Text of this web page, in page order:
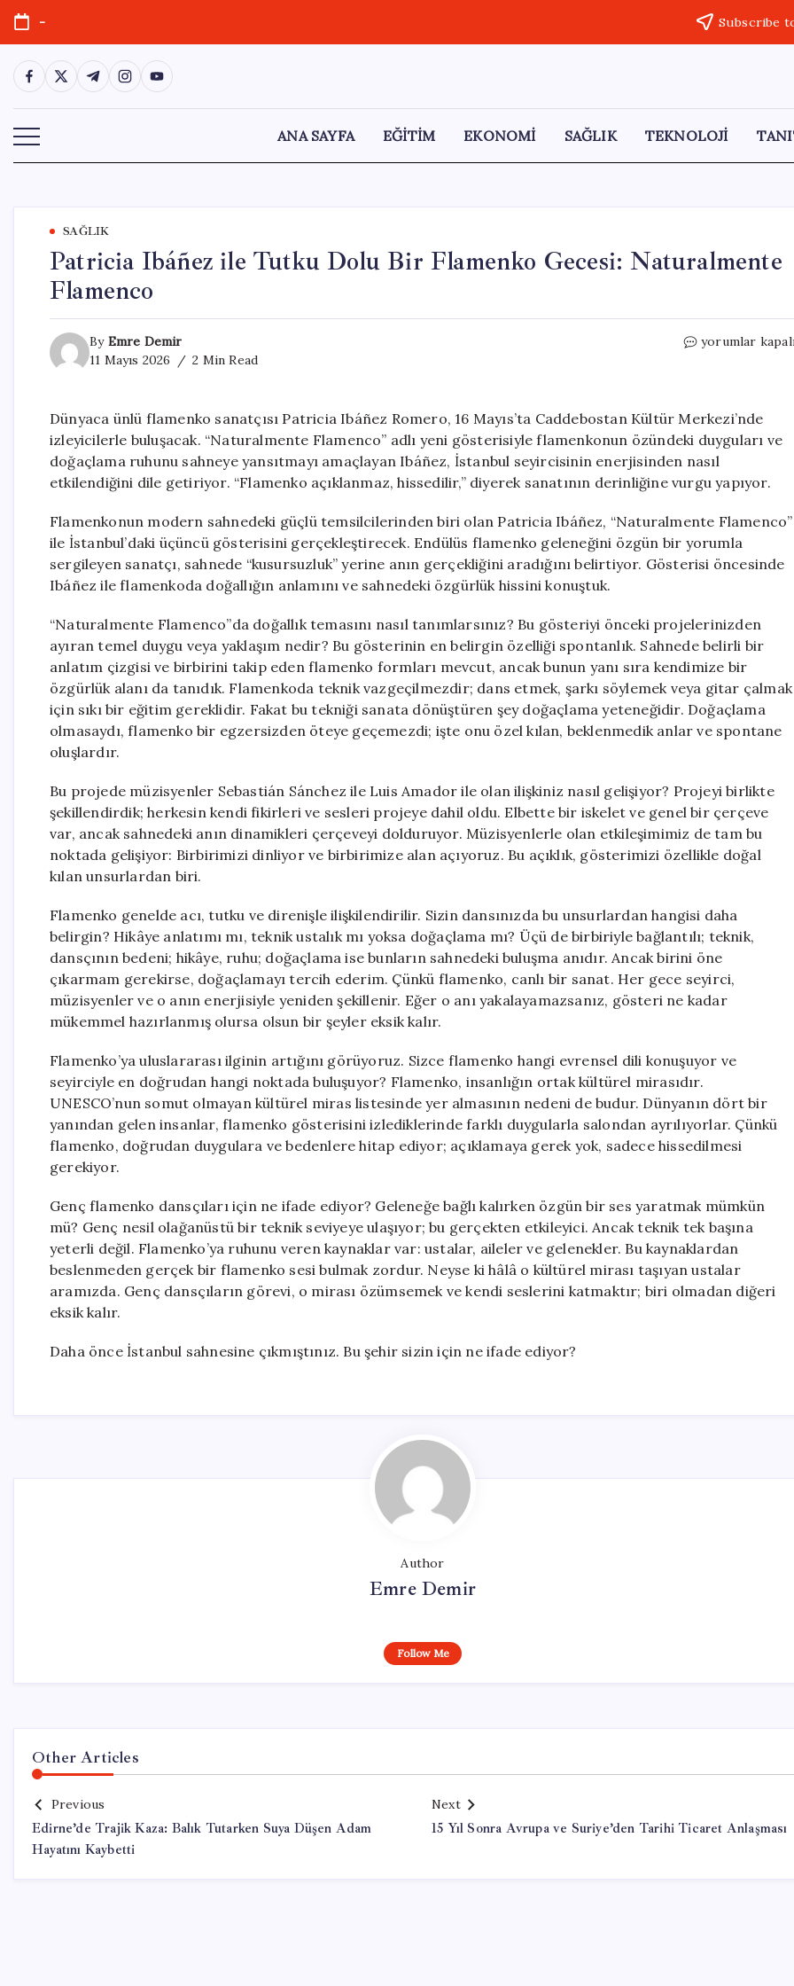
Skip
content
- Subscribe
https://www.facebook.com/
https://twitter.com/
https://t.me/
https://www.instagram.com/
https://youtube.com/
ANA SAYFA EĞİTİM EKONOMİ SAĞLIK TEKNOLOJİ
SAĞLIK
Patricia Ibáñez ile Tutku Dolu Bir Flamenko Gecesi: Naturalmente
Flamenco
By Emre Demir
11 Mayıs 2026
2 Min Read
Patricia
Dolu
Bir
Flamenko
Gecesi:
Naturalmente
için
yorumlar
Dünyaca ünlü flamenko sanatçısı Patricia Ibáñez Romero, 16 Mayıs’ta Caddebostan Kültür Merkezi’nde
izleyicilerle buluşacak. “Naturalmente Flamenco” adlı yeni gösterisiyle flamenkonun özündeki duyguları ve
doğaçlama ruhunu sahneye yansıtmayı amaçlayan Ibáñez, İstanbul seyircisinin enerjisinden nasıl
etkilendiğini dile getiriyor. “Flamenko açıklanmaz, hissedilir,” diyerek sanatının derinliğine vurgu yapıyor.
Flamenkonun modern sahnedeki güçlü temsilcilerinden biri olan Patricia Ibáñez, “Naturalmente Flamenco”
ile İstanbul’daki üçüncü gösterisini gerçekleştirecek. Endülüs flamenko geleneğini özgün bir yorumla
sergileyen sanatçı, sahnede “kusursuzluk” yerine anın gerçekliğini aradığını belirtiyor. Gösterisi öncesinde
Ibáñez ile flamenkoda doğallığın anlamını ve sahnedeki özgürlük hissini konuştuk.
“Naturalmente Flamenco”da doğallık temasını nasıl tanımlarsınız? Bu gösteriyi önceki projelerinizden
ayıran temel duygu veya yaklaşım nedir? Bu gösterinin en belirgin özelliği spontanlık. Sahnede belirli bir
anlatım çizgisi ve birbirini takip eden flamenko formları mevcut, ancak bunun yanı sıra kendimize bir
özgürlük alanı da tanıdık. Flamenkoda teknik vazgeçilmezdir; dans etmek, şarkı söylemek veya gitar çalmak
için sıkı bir eğitim gereklidir. Fakat bu tekniği sanata dönüştüren şey doğaçlama yeteneğidir. Doğaçlama
olmasaydı, flamenko bir egzersizden öteye geçemezdi; işte onu özel kılan, beklenmedik anlar ve spontane
oluşlardır.
Bu projede müzisyenler Sebastián Sánchez ile Luis Amador ile olan ilişkiniz nasıl gelişiyor? Projeyi birlikte
şekillendirdik; herkesin kendi fikirleri ve sesleri projeye dahil oldu. Elbette bir iskelet ve genel bir çerçeve
var, ancak sahnedeki anın dinamikleri çerçeveyi dolduruyor. Müzisyenlerle olan etkileşimimiz de tam bu
noktada gelişiyor: Birbirimizi dinliyor ve birbirimize alan açıyoruz. Bu açıklık, gösterimizi özellikle doğal
kılan unsurlardan biri.
Flamenko genelde acı, tutku ve direnişle ilişkilendirilir. Sizin dansınızda bu unsurlardan hangisi daha
belirgin? Hikâye anlatımı mı, teknik ustalık mı yoksa doğaçlama mı? Üçü de birbiriyle bağlantılı; teknik,
dansçının bedeni; hikâye, ruhu; doğaçlama ise bunların sahnedeki buluşma anıdır. Ancak birini öne
çıkarmam gerekirse, doğaçlamayı tercih ederim. Çünkü flamenko, canlı bir sanat. Her gece seyirci,
müzisyenler ve o anın enerjisiyle yeniden şekillenir. Eğer o anı yakalayamazsanız, gösteri ne kadar
mükemmel hazırlanmış olursa olsun bir şeyler eksik kalır.
Flamenko’ya uluslararası ilginin artığını görüyoruz. Sizce flamenko hangi evrensel dili konuşuyor ve
seyirciyle en doğrudan hangi noktada buluşuyor? Flamenko, insanlığın ortak kültürel mirasıdır.
UNESCO’nun somut olmayan kültürel miras listesinde yer almasının nedeni de budur. Dünyanın dört bir
yanından gelen insanlar, flamenko gösterisini izlediklerinde farklı duygularla salondan ayrılıyorlar. Çünkü
flamenko, doğrudan duygulara ve bedenlere hitap ediyor; açıklamaya gerek yok, sadece hissedilmesi
gerekiyor.
Genç flamenko dansçıları için ne ifade ediyor? Geleneğe bağlı kalırken özgün bir ses yaratmak mümkün
mü? Genç nesil olağanüstü bir teknik seviyeye ulaşıyor; bu gerçekten etkileyici. Ancak teknik tek başına
yeterli değil. Flamenko’ya ruhunu veren kaynaklar var: ustalar, aileler ve gelenekler. Bu kaynaklardan
beslenmeden gerçek bir flamenko sesi bulmak zordur. Neyse ki hâlâ o kültürel mirası taşıyan ustalar
aramızda. Genç dansçıların görevi, o mirası özümsemek ve kendi seslerini katmaktır; biri olmadan diğeri
eksik kalır.
Daha önce İstanbul sahnesine çıkmıştınız. Bu şehir sizin için ne ifade ediyor?
Author
Emre Demir
Follow Me
Other Articles
Previous
Edirne’de Trajik Kaza: Balık Tutarken Suya Düşen Adam
Hayatını Kaybetti
Next
15 Yıl Sonra Avrupa ve Suriye’den Tarihi Ticaret Anlaşması